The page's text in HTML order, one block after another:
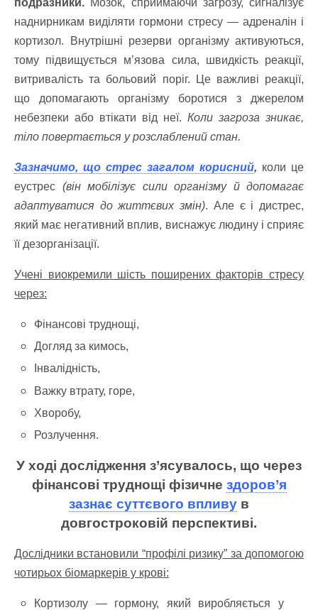
подразники. Мозок, сприймаючи загрозу, сигналізує
наднирникам виділяти гормони стресу — адреналін і
кортизол. Внутрішні резерви організму активуються,
тому підвищується м’язова сила, швидкість реакції,
витривалість та больовий поріг. Це важливі реакції,
що допомагають організму боротися з джерелом
небезпеки або втікати від неї. Коли загроза зникає,
тіло повертається у розслаблений стан.
Зазначимо, що стрес загалом корисний, коли це
еустрес (він мобілізує сили організму й допомагає
адаптуватися до життєвих змін). Але є і дистрес,
який має негативний вплив, виснажує людину і сприяє
її дезорганізації.
Учені виокремили шість поширених факторів стресу
через:
Фінансові труднощі,
Догляд за кимось,
Інвалідність,
Важку втрату, горе,
Хворобу,
Розлучення.
У ході дослідження з’ясувалось, що через
фінансові труднощі фізичне здоров’я
зазнає суттєвого впливу в
довгостроковій перспективі.
Дослідники встановили “профілі ризику” за допомогою
чотирьох біомаркерів у крові:
Кортизолу — гормону, який виробляється у